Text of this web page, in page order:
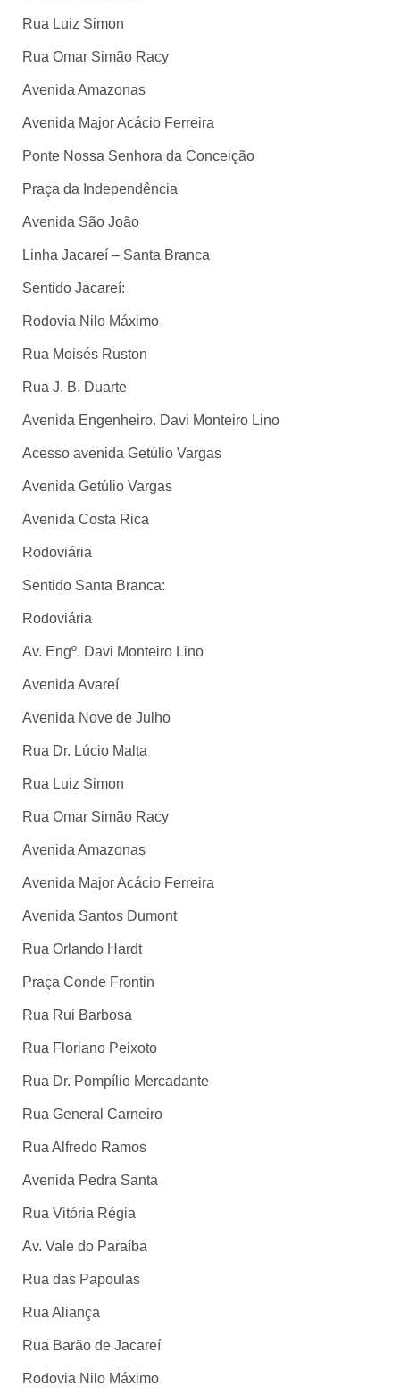
Rua Luiz Simon
Rua Omar Simão Racy
Avenida Amazonas
Avenida Major Acácio Ferreira
Ponte Nossa Senhora da Conceição
Praça da Independência
Avenida São João
Linha Jacareí – Santa Branca
Sentido Jacareí:
Rodovia Nilo Máximo
Rua Moisés Ruston
Rua J. B. Duarte
Avenida Engenheiro. Davi Monteiro Lino
Acesso avenida Getúlio Vargas
Avenida Getúlio Vargas
Avenida Costa Rica
Rodoviária
Sentido Santa Branca:
Rodoviária
Av. Engº. Davi Monteiro Lino
Avenida Avareí
Avenida Nove de Julho
Rua Dr. Lúcio Malta
Rua Luiz Simon
Rua Omar Simão Racy
Avenida Amazonas
Avenida Major Acácio Ferreira
Avenida Santos Dumont
Rua Orlando Hardt
Praça Conde Frontin
Rua Rui Barbosa
Rua Floriano Peixoto
Rua Dr. Pompílio Mercadante
Rua General Carneiro
Rua Alfredo Ramos
Avenida Pedra Santa
Rua Vitória Régia
Av. Vale do Paraíba
Rua das Papoulas
Rua Aliança
Rua Barão de Jacareí
Rodovia Nilo Máximo